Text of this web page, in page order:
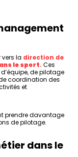
vers la direction de
le sport. Ces
de pilotage
coordination des
et
prendre davantage
de pilotage.
dans le